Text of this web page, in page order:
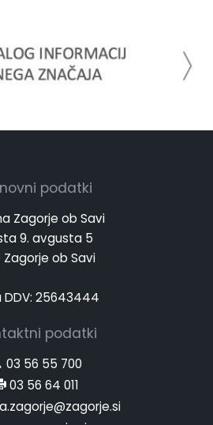
podatki
Zagorje ob Savi
9. avgusta 5
Zagorje ob Savi
DDV: 25643444
podatki
03 56 55 700
03 56 64 011